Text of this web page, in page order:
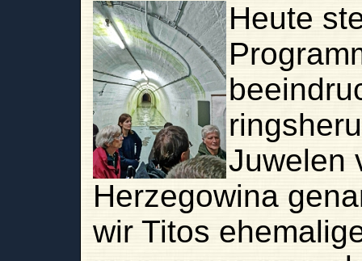
Heute
Juwelen
Herzegowina
wir Titos